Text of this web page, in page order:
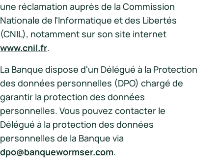
une réclamation auprès de la Commission
Nationale de l'Informatique et des Libertés
(CNIL), notamment sur son site internet
www.cnil.fr.
La Banque dispose d'un Délégué à la Protection
des données personnelles (DPO) chargé de
garantir la protection des données
personnelles. Vous pouvez contacter le
Délégué à la protection des données
personnelles de la Banque via
dpo@banquewormser.com.